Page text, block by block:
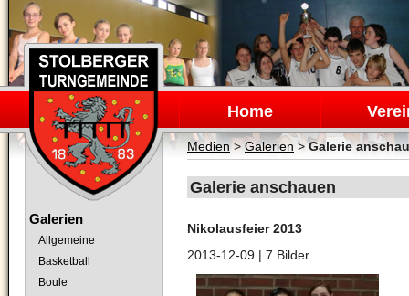
Navigation
überspringen
Home
Medien>Galerien >Galerie
Galerie anschauen
Nikolausfeier 2013
2013-12-09 | 7 Bilder
Navigation
Galerien
Allgemeine
Basketball
Boule